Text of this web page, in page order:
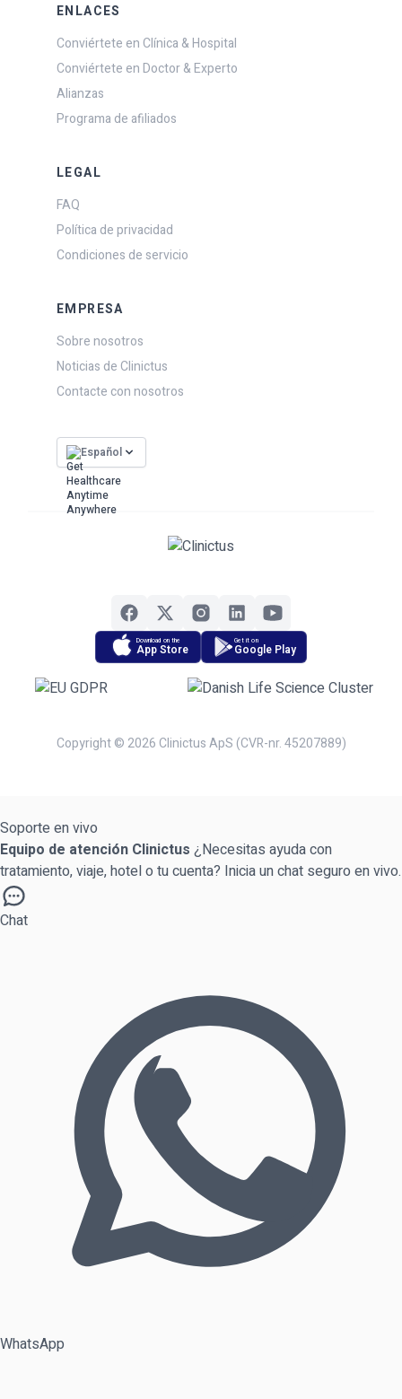
ENLACES
Conviértete en Clínica & Hospital
Conviértete en Doctor & Experto
Alianzas
Programa de afiliados
LEGAL
FAQ
Política de privacidad
Condiciones de servicio
EMPRESA
Sobre nosotros
Noticias de Clinictus
Contacte con nosotros
Español
Download on the
App Store
Get it on
Google Play
Copyright © 2026 Clinictus ApS (CVR-nr. 45207889)
Soporte en vivo
Equipo de atención Clinictus ¿Necesitas ayuda con
tratamiento, viaje, hotel o tu cuenta? Inicia un chat seguro en vivo.
Chat
WhatsApp